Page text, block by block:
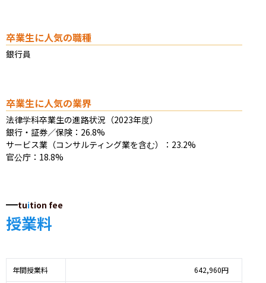
卒業生に人気の職種
銀行員
卒業生に人気の業界
法律学科卒業生の進路状況（2023年度）
銀行・証券／保険：26.8%
サービス業（コンサルティング業を含む）：23.2%
官公庁：18.8%
tuition fee
授業料
年間授業料 642,960円